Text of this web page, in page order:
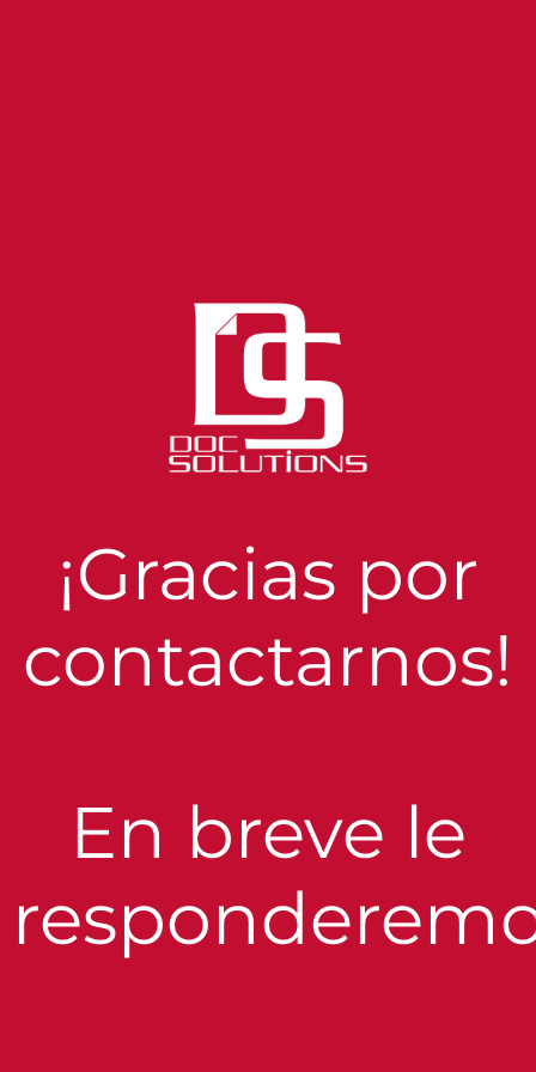
¡Gracias por
contactarnos!
En breve le